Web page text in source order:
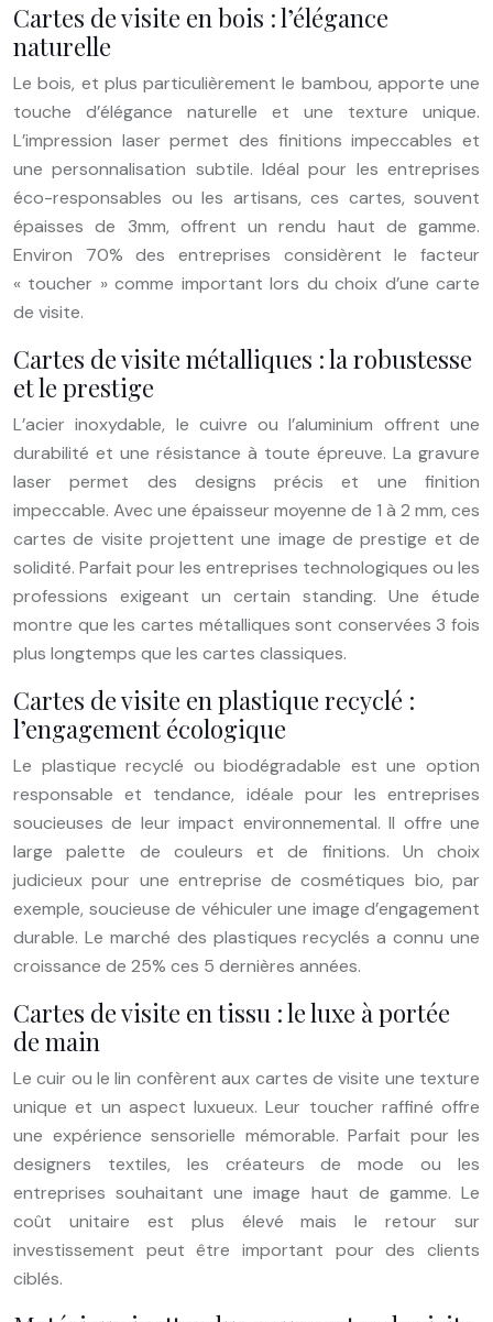
Cartes de visite en bois : l’élégance
naturelle
Le bois, et plus particulièrement le bambou, apporte une
touche d’élégance naturelle et une texture unique.
L’impression laser permet des finitions impeccables et
une personnalisation subtile. Idéal pour les entreprises
éco-responsables ou les artisans, ces cartes, souvent
épaisses de 3mm, offrent un rendu haut de gamme.
Environ 70% des entreprises considèrent le facteur
« toucher » comme important lors du choix d’une carte
de visite.
Cartes de visite métalliques : la robustesse
et le prestige
L’acier inoxydable, le cuivre ou l’aluminium offrent une
durabilité et une résistance à toute épreuve. La gravure
laser permet des designs précis et une finition
impeccable. Avec une épaisseur moyenne de 1 à 2 mm, ces
cartes de visite projettent une image de prestige et de
solidité. Parfait pour les entreprises technologiques ou les
professions exigeant un certain standing. Une étude
montre que les cartes métalliques sont conservées 3 fois
plus longtemps que les cartes classiques.
Cartes de visite en plastique recyclé :
l’engagement écologique
Le plastique recyclé ou biodégradable est une option
responsable et tendance, idéale pour les entreprises
soucieuses de leur impact environnemental. Il offre une
large palette de couleurs et de finitions. Un choix
judicieux pour une entreprise de cosmétiques bio, par
exemple, soucieuse de véhiculer une image d’engagement
durable. Le marché des plastiques recyclés a connu une
croissance de 25% ces 5 dernières années.
Cartes de visite en tissu : le luxe à portée
de main
Le cuir ou le lin confèrent aux cartes de visite une texture
unique et un aspect luxueux. Leur toucher raffiné offre
une expérience sensorielle mémorable. Parfait pour les
designers textiles, les créateurs de mode ou les
entreprises souhaitant une image haut de gamme. Le
coût unitaire est plus élevé mais le retour sur
investissement peut être important pour des clients
ciblés.